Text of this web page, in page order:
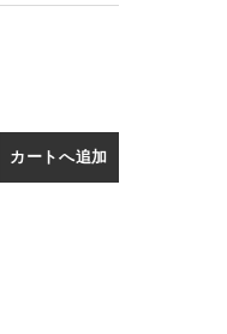
カートへ追加